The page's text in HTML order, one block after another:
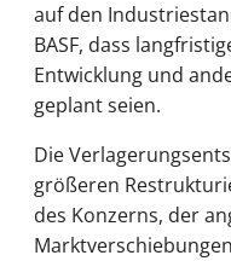
auf den
BASF, dass
Entwicklung und
geplant seien.
Die
größeren
des Konzerns, der